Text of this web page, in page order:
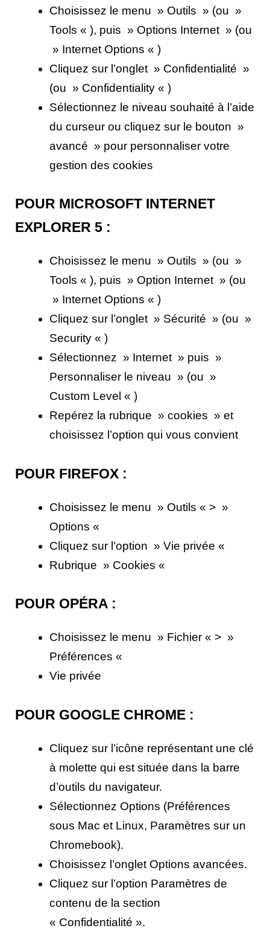
Choisissez le menu » Outils » (ou »
Tools « ), puis » Options Internet » (ou
» Internet Options « )
Cliquez sur l’onglet » Confidentialité »
(ou » Confidentiality « )
Sélectionnez le niveau souhaité à l’aide
du curseur ou cliquez sur le bouton »
avancé » pour personnaliser votre
gestion des cookies
POUR MICROSOFT INTERNET
EXPLORER 5 :
Choisissez le menu » Outils » (ou »
Tools « ), puis » Option Internet » (ou
» Internet Options « )
Cliquez sur l’onglet » Sécurité » (ou »
Security « )
Sélectionnez » Internet » puis »
Personnaliser le niveau » (ou »
Custom Level « )
Repérez la rubrique » cookies » et
choisissez l’option qui vous convient
POUR FIREFOX :
Choisissez le menu » Outils « > »
Options «
Cliquez sur l’option » Vie privée «
Rubrique » Cookies «
POUR OPÉRA :
Choisissez le menu » Fichier « > »
Préférences «
Vie privée
POUR GOOGLE CHROME :
Cliquez sur l’icône représentant une clé
à molette qui est située dans la barre
d’outils du navigateur.
Sélectionnez Options (Préférences
sous Mac et Linux, Paramètres sur un
Chromebook).
Choisissez l’onglet Options avancées.
Cliquez sur l’option Paramètres de
contenu de la section
« Confidentialité ».